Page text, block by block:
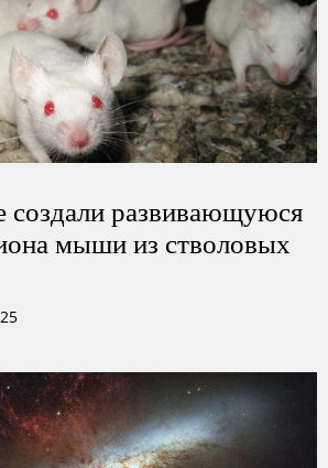
развивающуюся
мыши из стволовых